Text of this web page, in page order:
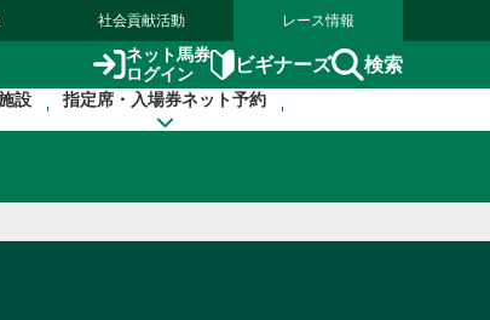
社会貢献活動 レース情報
ネット馬券
ログイン
ビギナーズ 検索
設 指定席・入場券ネット予約